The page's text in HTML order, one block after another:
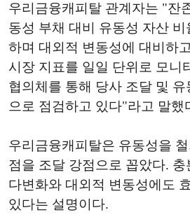
우리금융캐피탈 관계자는 "잔
동성 부채 대비 유동성 자산 비
하며 대외적 변동성에 대비하
시장 지표를 일일 단위로 모니
협의체를 통해 당사 조달 및 유
으로 점검하고 있다"라고 말했
우리금융캐피탈은 유동성을
점을 조달 강점으로 꼽았다.
다변화와 대외적 변동성에도
있다는 설명이다.